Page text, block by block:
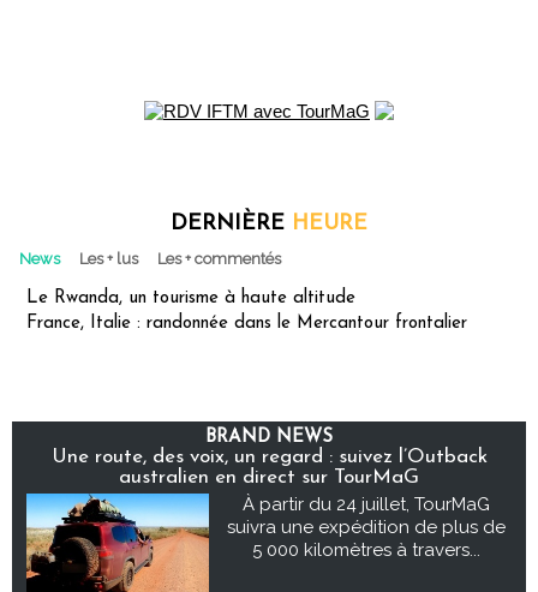
DERNIÈRE HEURE
News Les + lus Les + commentés
Le Rwanda, un tourisme à haute altitude
France, Italie : randonnée dans le Mercantour frontalier
BRAND NEWS
Une route, des voix, un regard : suivez l’Outback
australien en direct sur TourMaG
À partir du 24 juillet, TourMaG
suivra une expédition de plus de
5 000 kilomètres à travers...